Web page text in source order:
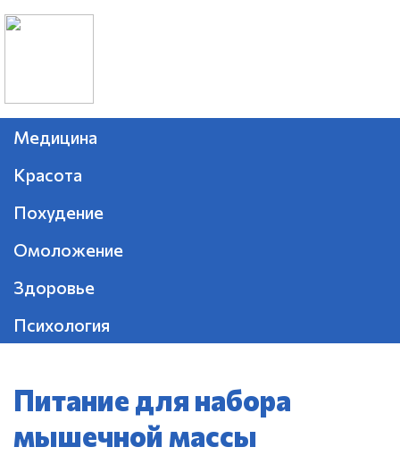
Медицина
Красота
Похудение
Омоложение
Здоровье
Психология
Питание для набора
мышечной массы